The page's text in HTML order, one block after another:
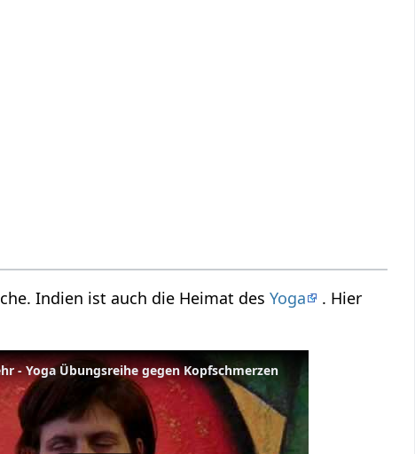
Indien ist auch die Heimat desYoga
. Hier
- Yoga Übungsreihe gegen Kopfschmerzen